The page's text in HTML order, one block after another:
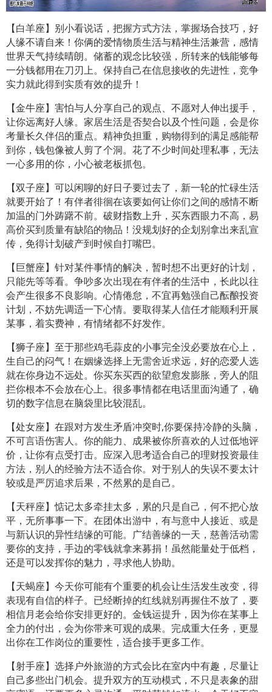
【白羊座】别小看说话，把握方式方法，掌握场合技巧，好
人缘不请自来！你俩的爱情物质生活与精神生活兼营，感情
世界天气持续晴朗。储蓄的观念比较强，所转来的钱能够每
一分钱都用在刀刃上。保持自己在信息接收的先进性，竞争
实力就此得到实质有效的提升！
【金牛座】害怕与人分享自己的观点、不愿对人伸出援手，
让你远离好人缘。家居生活是否契合以及个性问题，会是你
考量长久伴侣的重点。精神负担重，购物得到的满足感能帮
到你，钱包像被人剪了个洞。花了不少时间处理私事，无法
一心多用的你，小心被老板抓包。
【双子座】可以闲聊的好日子要过去了，新一轮的忙碌生活
就要开始了！有伴者徘徊在该要如何让你们之间的感情不断
加温的门外踌躇不前。破财指数上升，买东西眼力不高，易
高价买到质量有缺陷的物品！没规划好的企划别拿出来乱宣
传，免得计划破产到时候自打嘴巴。
【巨蟹座】针对某件事情的解决，暂时想不出更好的计划，
只能先等等看。争吵多次出现在有伴者的生活中，长此以往
会产生很多不良影响。心情倦怠，不宜再勉强自己酝酿投资
计划，不妨先调适一下心情。要取得某人信任才能顺利开展
某事，着实费神，有情绪都不好发作。
【狮子座】至于那些鸡毛蒜皮的小事完全没必要放在心上，
生自己的闷气！在姻缘选择上无需舍近求远，好的恋爱人选
就在你身边不远处。你买东买西的欲望愈发膨胀，旁人的阻
拦你根本不会放在心上。很多事情都在电话里面沟通了，确
切的数字信息在脑袋里比较混乱。
【处女座】在跟对方发生矛盾冲突时,你要保持冷静的头脑，
不可言语伤害人。你的能力、成果被你所喜欢的人过低地评
价，让你有点受打击。应深入思考适合自己的理财投资最佳
方法，别人的经验方法不适合你。对于别人的失误不要太计
较或是严厉追求后果，不然累的是自己。
【天秤座】惦记太多牵挂太多，累的只是自己，何不把心放
平，无所事事一下。在团体出游中，有与意中人接近、或是
与新认识的异性结缘的可能。广结善缘的一天，慈善活动需
要你的支持，手边的零钱就拿来募捐！虽然能量处于低档，
还是可以发挥你的魅力，寻求他人协助。
【天蝎座】今天你可能有个重要的机会让生活发生改变，得
表现有自信的样子。已经断掉的红线就别再握住不放了，要
相信月老会给你安排更好的。金钱运提升，因为你在某事上
全力的付出，会为你带来可观的成果。完成重大任务，更显
出你在工作岗位的重要性，适合接手更多工作。
【射手座】选择户外旅游的方式会比在室内中有趣，尽量让
自己多些出门机会。提升双方的互动模式，不只是表象的甜